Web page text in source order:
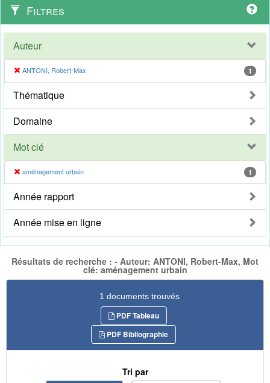
Filtres
Auteur
ANTONI, Robert-Max 1
Thématique
Domaine
Mot clé
aménagement urbain 1
Année rapport
Année mise en ligne
Résultats de recherche : - Auteur: ANTONI, Robert-Max, Mot
clé: aménagement urbain
1 documents trouvés
PDF Tableau
PDF Bibliographie
Tri par